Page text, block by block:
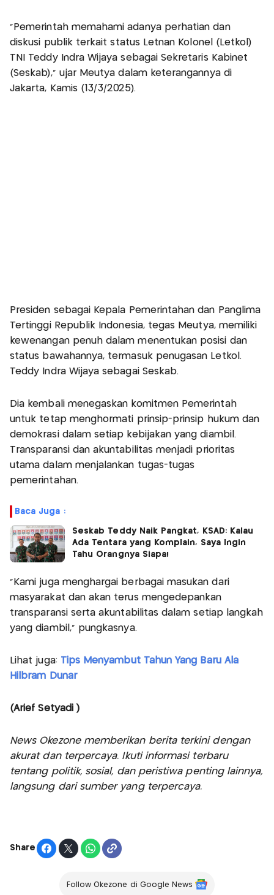
“Pemerintah memahami adanya perhatian dan
diskusi publik terkait status Letnan Kolonel (Letkol)
TNI Teddy Indra Wijaya sebagai Sekretaris Kabinet
(Seskab),” ujar Meutya dalam keterangannya di
Jakarta, Kamis (13/3/2025).
Presiden sebagai Kepala Pemerintahan dan Panglima
Tertinggi Republik Indonesia, tegas Meutya, memiliki
kewenangan penuh dalam menentukan posisi dan
status bawahannya, termasuk penugasan Letkol.
Teddy Indra Wijaya sebagai Seskab.
Dia kembali menegaskan komitmen Pemerintah
untuk tetap menghormati prinsip-prinsip hukum dan
demokrasi dalam setiap kebijakan yang diambil.
Transparansi dan akuntabilitas menjadi prioritas
utama dalam menjalankan tugas-tugas
pemerintahan.
Baca Juga :
Seskab Teddy Naik Pangkat, KSAD: Kalau
Ada Tentara yang Komplain, Saya Ingin
Tahu Orangnya Siapa!
“Kami juga menghargai berbagai masukan dari
masyarakat dan akan terus mengedepankan
transparansi serta akuntabilitas dalam setiap langkah
yang diambil,” pungkasnya.
Lihat juga: Tips Menyambut Tahun Yang Baru Ala
Hilbram Dunar
(Arief Setyadi )
News Okezone memberikan berita terkini dengan
akurat dan terpercaya. Ikuti informasi terbaru
tentang politik, sosial, dan peristiwa penting lainnya,
langsung dari sumber yang terpercaya.
Share
Follow Okezone di Google News